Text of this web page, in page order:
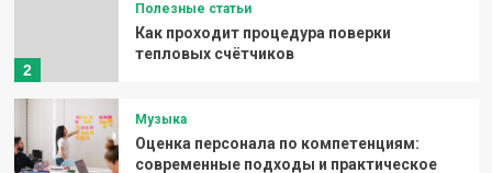
2
Полезные статьи
Как проходит процедура поверки
тепловых счётчиков
Музыка
Оценка персонала по компетенциям:
современные подходы и практическое